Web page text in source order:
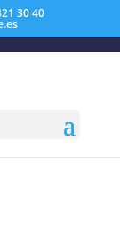
30 40